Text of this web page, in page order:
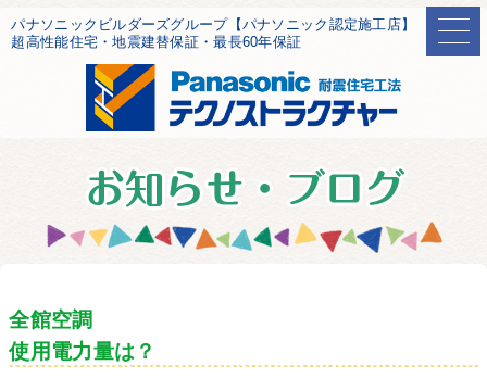
パナソニックビルダーズグループ【パナソニック認定施工店】
超高性能住宅・地震建替保証・最長60年保証
全館空調
使用電力量は？